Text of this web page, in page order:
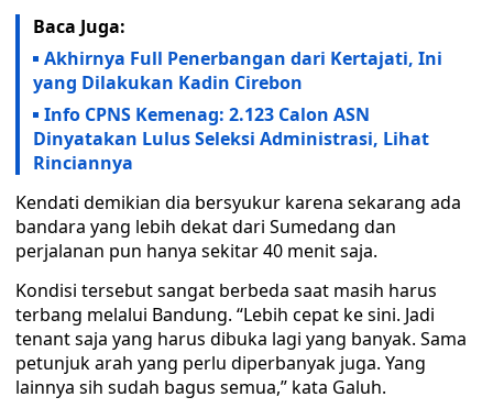
Baca Juga:
Akhirnya Full Penerbangan dari Kertajati, Ini
yang Dilakukan Kadin Cirebon
Info CPNS Kemenag: 2.123 Calon ASN
Dinyatakan Lulus Seleksi Administrasi, Lihat
Rinciannya
Kendati demikian dia bersyukur karena sekarang ada
bandara yang lebih dekat dari Sumedang dan
perjalanan pun hanya sekitar 40 menit saja.
Kondisi tersebut sangat berbeda saat masih harus
terbang melalui Bandung. “Lebih cepat ke sini. Jadi
tenant saja yang harus dibuka lagi yang banyak. Sama
petunjuk arah yang perlu diperbanyak juga. Yang
lainnya sih sudah bagus semua,” kata Galuh.